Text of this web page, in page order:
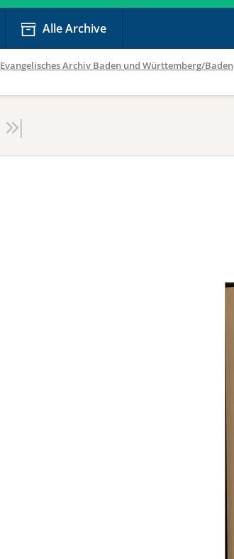
Alle Archive
Evangelisches Archiv Baden und Württemberg/Baden